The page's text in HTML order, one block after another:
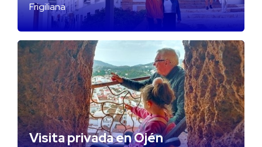
Frigiliana
Visita privada en Ojén